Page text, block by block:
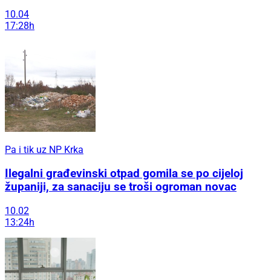
10.04
17:28h
Pa i tik uz NP Krka
Ilegalni građevinski otpad gomila se po cijeloj
županiji, za sanaciju se troši ogroman novac
10.02
13:24h